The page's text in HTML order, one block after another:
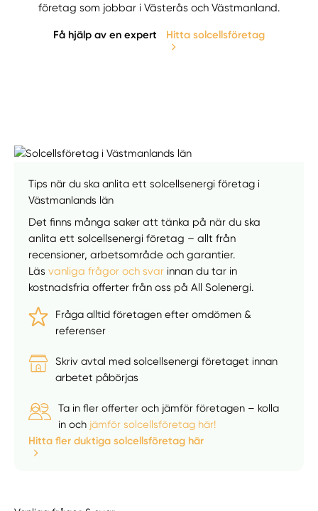
Manuellt Få hjälp
företag som jobbar i Västerås och Västmanland.
Få hjälp av en expert Hitta solcellsföretag
Tips när du ska anlita ett solcellsenergi företag i
Västmanlands län
Det finns många saker att tänka på när du ska
anlita ett solcellsenergi företag – allt från
recensioner, arbetsområde och garantier.
Läsvanliga frågor och svar innan du tar in
kostnadsfria offerter från oss på All Solenergi.
Fråga alltid företagen efter omdömen &
referenser
Skriv avtal med solcellsenergi företaget innan
arbetet påbörjas
Ta in fler offerter och jämför företagen – kolla
in och jämför solcellsföretag här!
Hitta fler duktiga solcellsföretag här